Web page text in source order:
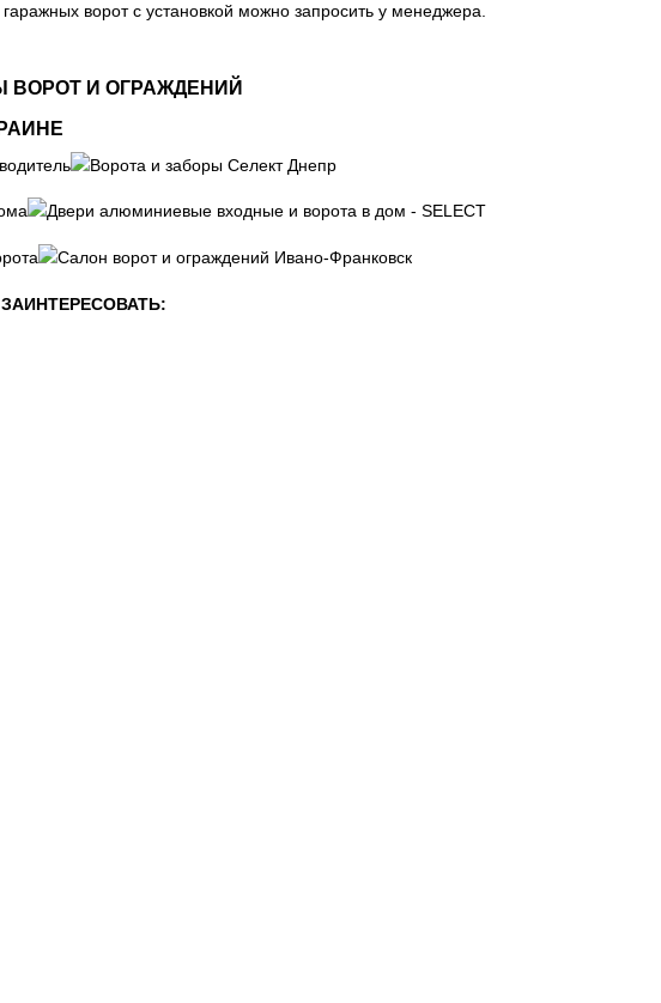
ворот с установкой можно запросить у менеджера.
И ОГРАЖДЕНИЙ